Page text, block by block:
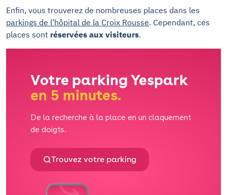
Enfin, vous trouverez de nombreuses places dans les
parkings de l’hôpital de la Croix Rousse. Cependant, ces
places sont réservées aux visiteurs.
Votre parking Yespark
en 5 minutes.
De la recherche à la place en un claquement
de doigts.
Trouvez votre parking